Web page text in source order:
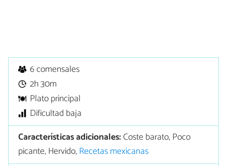
6 comensales
2h 30m
Plato principal
Dificultad baja
Características adicionales:Coste barato, Poco
picante, Hervido,Recetas mexicanas